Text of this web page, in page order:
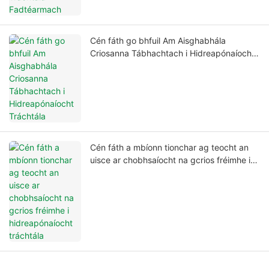
Cén fáth go bhfuil Am Aisghabhála
Criosanna Tábhachtach i Hidreapónaíocht
Cén fáth a mbíonn tionchar ag teocht an
uisce ar chobhsaíocht na gcrios fréimhe i